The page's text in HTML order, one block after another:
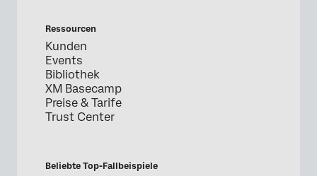
Ressourcen
Kunden
Events
Bibliothek
XM Basecamp
Preise & Tarife
Trust Center
Beliebte Top-Fallbeispiele